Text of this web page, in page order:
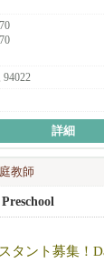
94022
詳細
教師
タント募集！